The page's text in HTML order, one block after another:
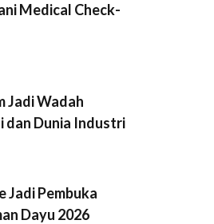
Medical Check-
Jadi Wadah
dan Dunia Industri
Jadi Pembuka
Dayu 2026